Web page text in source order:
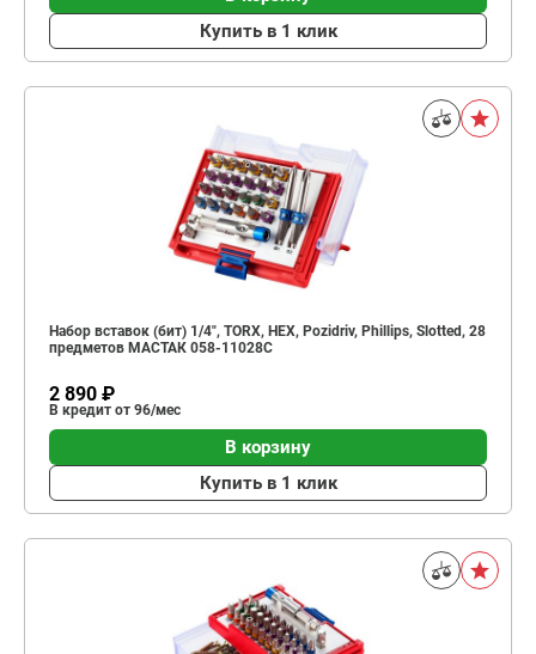
Купить в 1 клик
Набор вставок (бит) 1/4", TORX, HEX, Pozidriv, Phillips, Slotted, 28
предметов МАСТАК 058-11028C
2 890 ₽
В кредит от 96/мес
В корзину
Купить в 1 клик